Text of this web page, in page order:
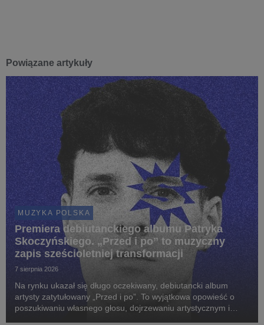
Powiązane artykuły
MUZYKA POLSKA
Premiera debiutanckiego albumu Patryka
Skoczyńskiego. „Przed i po” to muzyczny
zapis sześcioletniej transformacji
7 sierpnia 2026
Na rynku ukazał się długo oczekiwany, debiutancki album
artysty zatytułowany „Przed i po”. To wyjątkowa opowieść o
poszukiwaniu własnego głosu, dojrzewaniu artystycznym i